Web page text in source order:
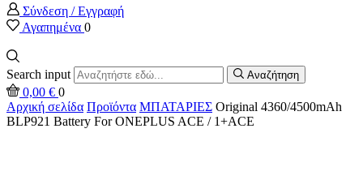
Σύνδεση / Εγγραφή
Αγαπημένα 0
Search input Αναζήτηση
0,00 € 0
Αρχική σελίδα Προϊόντα ΜΠΑΤΑΡΙΕΣ Original 4360/4500mAh
BLP921 Battery For ONEPLUS ACE / 1+ACE